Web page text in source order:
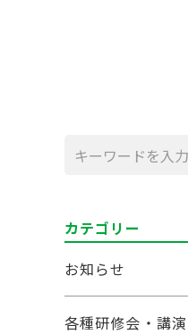
カテゴリー
お知らせ
各種研修会・講